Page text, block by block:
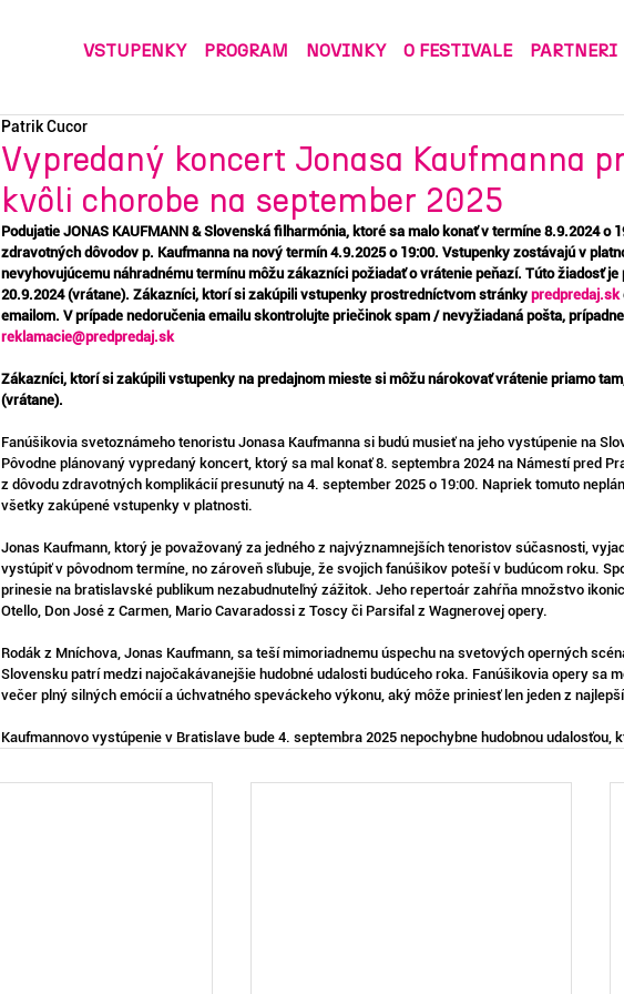
VSTUPENKY PROGRAM NOVINKY O FESTIVALE PARTNERI
Vypredaný koncert Jonasa Kaufmanna
kvôli chorobe na september 2025
Patrik Cucor
Podujatie JONAS KAUFMANN & Slovenská filharmónia, ktoré sa malo konať v termíne 8.9.2024 o
zdravotných dôvodov p. Kaufmanna na nový termín 4.9.2025 o 19:00. Vstupenky zostávajú v
nevyhovujúcemu náhradnému termínu môžu zákazníci požiadať o vrátenie peňazí. Túto žiadosť je
20.9.2024 (vrátane). Zákazníci, ktorí si zakúpili vstupenky prostredníctvom stránky predpredaj.sk
emailom. V prípade nedoručenia emailu skontrolujte priečinok spam / nevyžiadaná pošta,
reklamacie@predpredaj.sk
Zákazníci, ktorí si zakúpili vstupenky na predajnom mieste si môžu nárokovať vrátenie priamo
(vrátane).
Fanúšikovia svetoznámeho tenoristu Jonasa Kaufmanna si budú musieť na jeho vystúpenie na
Pôvodne plánovaný vypredaný koncert, ktorý sa mal konať 8. septembra 2024 na Námestí pred
z dôvodu zdravotných komplikácií presunutý na 4. september 2025 o 19:00. Napriek tomuto
všetky zakúpené vstupenky v platnosti.
Jonas Kaufmann, ktorý je považovaný za jedného z najvýznamnejších tenoristov súčasnosti,
vystúpiť v pôvodnom termíne, no zároveň sľubuje, že svojich fanúšikov poteší v budúcom roku.
prinesie na bratislavské publikum nezabudnuteľný zážitok. Jeho repertoár zahŕňa množstvo
Otello, Don José z Carmen, Mario Cavaradossi z Toscy či Parsifal z Wagnerovej opery.
Rodák z Mníchova, Jonas Kaufmann, sa teší mimoriadnemu úspechu na svetových operných
Slovensku patrí medzi najočakávanejšie hudobné udalosti budúceho roka. Fanúšikovia opery sa
večer plný silných emócií a úchvatného speváckeho výkonu, aký môže priniesť len jeden z
Kaufmannovo vystúpenie v Bratislave bude 4. septembra 2025 nepochybne hudobnou udalosťou,